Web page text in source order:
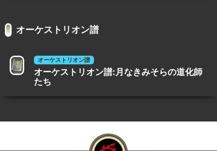
オーケストリオン譜
オーケストリオン譜
オーケストリオン譜:月なきみそらの道化師
たち